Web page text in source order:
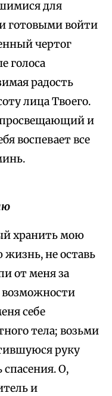
для
готовыми войти
чертог
голоса
радость
лица Твоего.
и
воспевает все
хранить мою
не оставь
от меня за
возможности
себе
тела; возьми
руку
О,
и